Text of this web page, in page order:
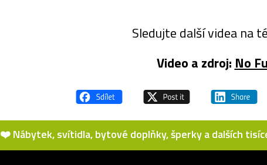
Sledujte další videa na
Video a zdroj: No
❤️ Nábytek, svítidla, bytové doplňky, šperky a dalších